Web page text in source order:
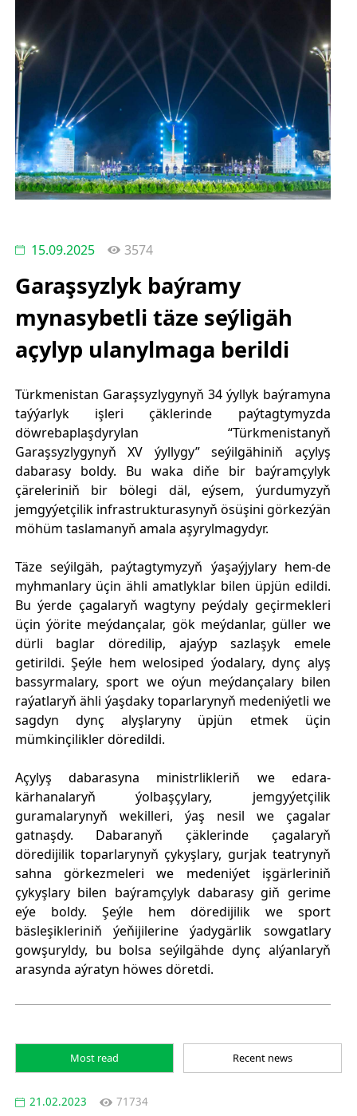
15.09.2025 3574
Garaşsyzlyk baýramy
mynasybetli täze seýligäh
açylyp ulanylmaga berildi
Türkmenistan Garaşsyzlygynyň 34 ýyllyk baýramyna
taýýarlyk işleri çäklerinde paýtagtymyzda
döwrebaplaşdyrylan “Türkmenistanyň
Garaşsyzlygynyň XV ýyllygy” seýilgähiniň açylyş
dabarasy boldy. Bu waka diňe bir baýramçylyk
çäreleriniň bir bölegi däl, eýsem, ýurdumyzyň
jemgyýetçilik infrastrukturasynyň ösüşini görkezýän
möhüm taslamanyň amala aşyrylmagydyr.
Täze seýilgäh, paýtagtymyzyň ýaşaýjylary hem-de
myhmanlary üçin ähli amatlyklar bilen üpjün edildi.
Bu ýerde çagalaryň wagtyny peýdaly geçirmekleri
üçin ýörite meýdançalar, gök meýdanlar, güller we
dürli baglar döredilip, ajaýyp sazlaşyk emele
getirildi. Şeýle hem welosiped ýodalary, dynç alyş
bassyrmalary, sport we oýun meýdançalary bilen
raýatlaryň ähli ýaşdaky toparlarynyň medeniýetli we
sagdyn dynç alyşlaryny üpjün etmek üçin
mümkinçilikler döredildi.
Açylyş dabarasyna ministrlikleriň we edara-
kärhanalaryň ýolbaşçylary, jemgyýetçilik
guramalarynyň wekilleri, ýaş nesil we çagalar
gatnaşdy. Dabaranyň çäklerinde çagalaryň
döredijilik toparlarynyň çykyşlary, gurjak teatrynyň
sahna görkezmeleri we medeniýet işgärleriniň
çykyşlary bilen baýramçylyk dabarasy giň gerime
eýe boldy. Şeýle hem döredijilik we sport
bäsleşikleriniň ýeňijilerine ýadygärlik sowgatlary
gowşuryldy, bu bolsa seýilgähde dynç alýanlaryň
arasynda aýratyn höwes döretdi.
Most read Recent news
21.02.2023 71734